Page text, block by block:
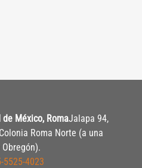
México, RomaJalapa 94,
Roma Norte (a una
5525-4023